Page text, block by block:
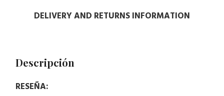
DELIVERY AND RETURNS INFORMATION
Descripción
RESEÑA: